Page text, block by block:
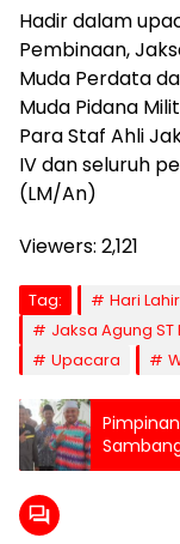
Hadir dalam
Pembinaan,
Muda Perdata
Muda Pidana
Para Staf Ahli
IV dan seluruh
(LM/An)
Viewers: 2,121
Tag:
Hari
Jaksa Agung
Upacara